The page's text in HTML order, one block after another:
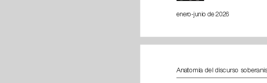
enero-junio de 2026